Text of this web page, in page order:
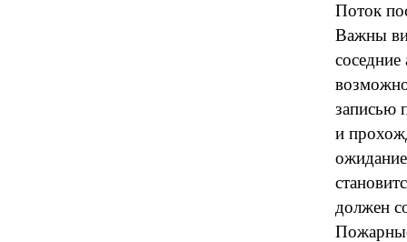
Поток
Важны
записью
и
должен